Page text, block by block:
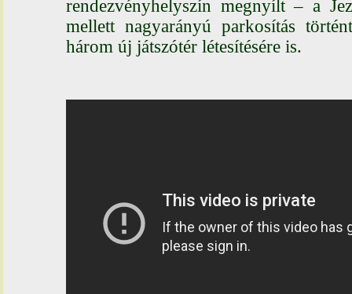
rendezvényhelyszín megnyílt – a
mellett nagyarányú parkosítás
három új játszótér létesítésére is.